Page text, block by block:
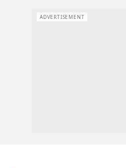
ADVERTISEMENT